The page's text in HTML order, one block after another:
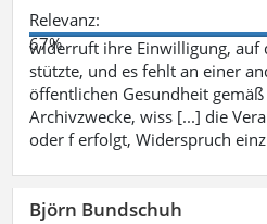
Relevanz:
67%
widerruft ihre Einwilligung, auf
stützte, und es fehlt an einer
öffentlichen Gesundheit
Archivzwecke, wiss [...] die
oder f erfolgt, Widerspruch
Björn Bundschuh